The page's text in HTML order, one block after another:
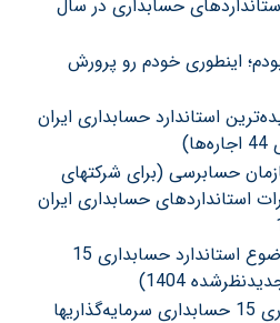
حسابداری در سال
18 ساله بودم؛ اینطوری خودم رو پرورش
استاندارد حسابداری ایران
حسابرسی (برای شرکتهای
استانداردهای حسابداری ایران
مصون‌سازی چیست؟ (موضوع استاندارد حسابداری 15
1404)
آموزش استاندارد حسابداری 15 حسابداری سرمایه‌گذاریها